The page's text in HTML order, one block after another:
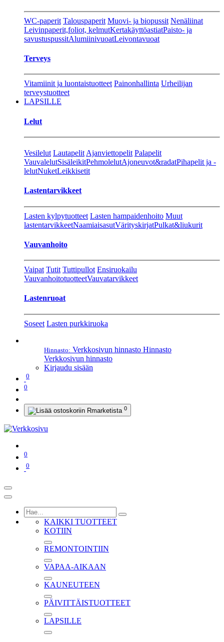
WC-paperit Talouspaperit Muovi- ja biopussit Nenäliinat
Leivinpaperit,foliot, kelmutKertakäyttöastiatPaisto- ja
savustuspussitAlumiinivuoatLeivontavuoat
Terveys
Vitamiinit ja luontaistuotteet Painonhallinta Urheilijan
terveystuotteet
LAPSILLE
Lelut
Vesilelut Lautapelit Ajanviettopelit Palapelit
VauvalelutSisäleikitPehmolelutAjoneuvot&radatPihapelit ja -
lelutNuketLeikkisetit
Lastentarvikkeet
Lasten kylpytuotteet Lasten hampaidenhoito Muut
lastentarvikkeetNaamiaisasutVärityskirjatPulkat&liukurit
Vauvanhoito
Vaipat Tutit Tuttipullot Ensiruokailu
VauvanhoitotuotteetVauvatarvikkeet
Lastenruoat
Soseet Lasten purkkiruoka
Hinnasto: Verkkosivun hinnasto Hinnasto
Verkkosivun hinnasto
Kirjaudu sisään
0
0
0
0
0
KAIKKI TUOTTEET
KOTIIN
REMONTOINTIIN
VAPAA-AIKAAN
KAUNEUTEEN
PÄIVITTÄISTUOTTEET
LAPSILLE